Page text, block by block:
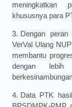
meningkatkan
khususnya para
Dengan
VerVal Ulang
membantu
dengan
Data PTK